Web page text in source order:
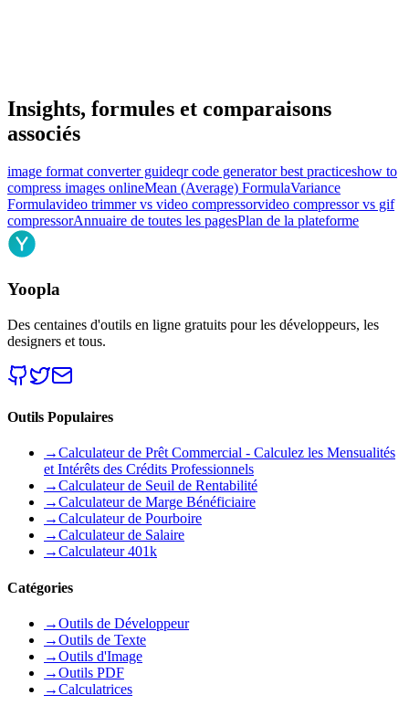
Insights, formules et comparaisons
associés
image format converter guideqr code generator best practiceshow to
compress images onlineMean (Average) FormulaVariance
Formulavideo trimmer vs video compressorvideo compressor vs gif
compressorAnnuaire de toutes les pagesPlan de la plateforme
Yoopla
Des centaines d'outils en ligne gratuits pour les développeurs, les
designers et tous.
Outils Populaires
→Calculateur de Prêt Commercial - Calculez les Mensualités
et Intérêts des Crédits Professionnels
→Calculateur de Seuil de Rentabilité
→Calculateur de Marge Bénéficiaire
→Calculateur de Pourboire
→Calculateur de Salaire
→Calculateur 401k
Catégories
→Outils de Développeur
→Outils de Texte
→Outils d'Image
→Outils PDF
→Calculatrices